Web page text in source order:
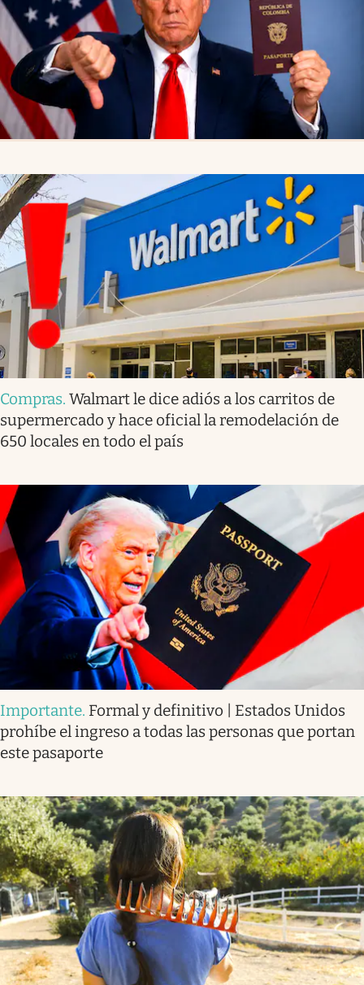
Compras. Walmart le dice adiós a los carritos de
supermercado y hace oficial la remodelación de
650 locales en todo el país
Importante. Formal y definitivo | Estados Unidos
prohíbe el ingreso a todas las personas que portan
este pasaporte